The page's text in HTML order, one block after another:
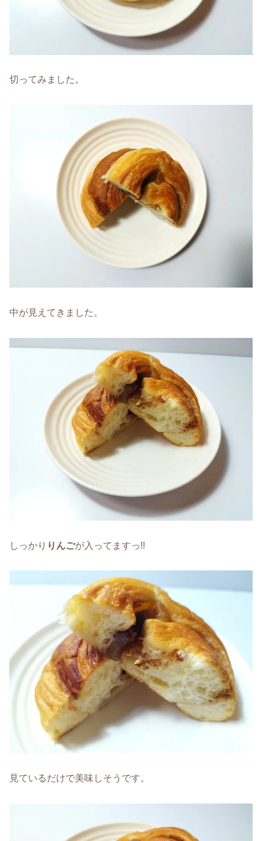
切ってみました。
中が見えてきました。
しっかり りんごが入ってますっ!!
見ているだけで美味しそうです。